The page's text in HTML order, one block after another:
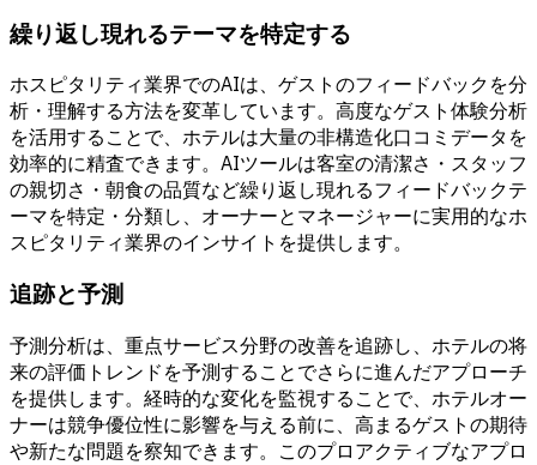
繰り返し現れるテーマを特定する
ホスピタリティ業界でのAIは、ゲストのフィードバックを分
析・理解する方法を変革しています。高度なゲスト体験分析
を活用することで、ホテルは大量の非構造化口コミデータを
効率的に精査できます。AIツールは客室の清潔さ・スタッフ
の親切さ・朝食の品質など繰り返し現れるフィードバックテ
ーマを特定・分類し、オーナーとマネージャーに実用的なホ
スピタリティ業界のインサイトを提供します。
追跡と予測
予測分析は、重点サービス分野の改善を追跡し、ホテルの将
来の評価トレンドを予測することでさらに進んだアプローチ
を提供します。経時的な変化を監視することで、ホテルオー
ナーは競争優位性に影響を与える前に、高まるゲストの期待
や新たな問題を察知できます。このプロアクティブなアプロ